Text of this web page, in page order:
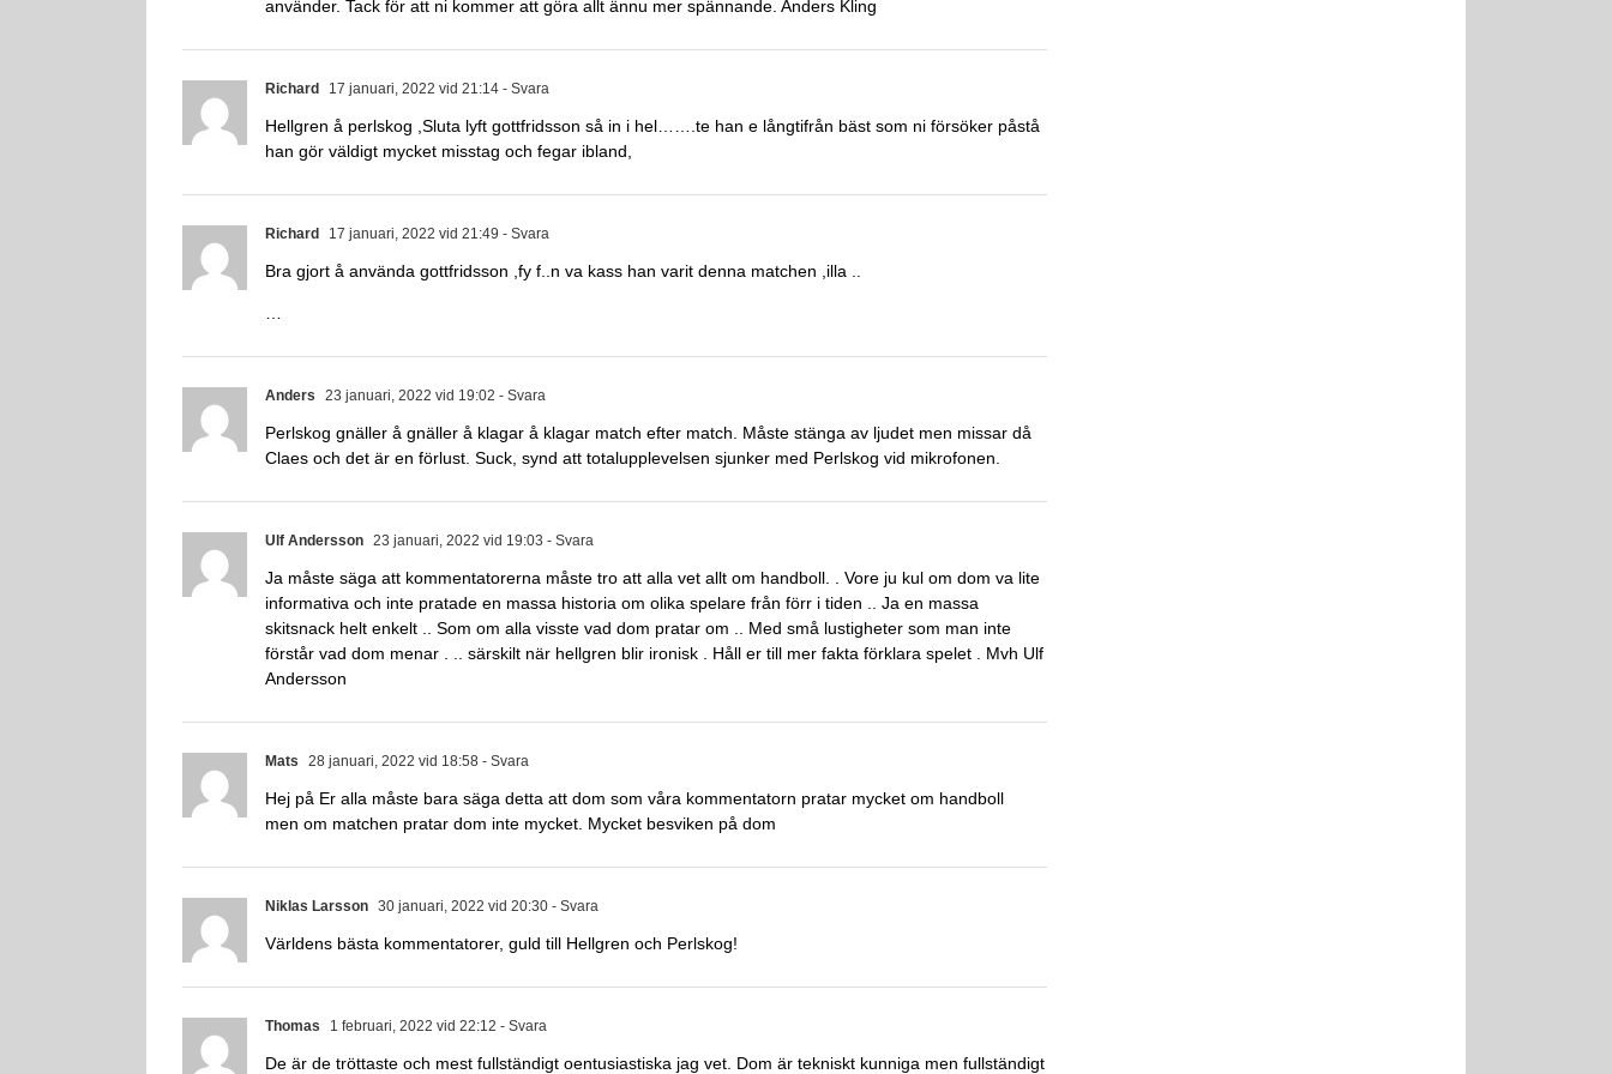
använder. Tack för att ni kommer att göra allt ännu mer spännande. Anders Kling
Richard 17 januari, 2022 vid 21:14 - Svara
Hellgren å perlskog ,Sluta lyft gottfridsson så in i hel…….te han e långtifrån bäst som ni försöker påstå
han gör väldigt mycket misstag och fegar ibland,
Richard 17 januari, 2022 vid 21:49 - Svara
Bra gjort å använda gottfridsson ,fy f..n va kass han varit denna matchen ,illa ..
Anders 23 januari, 2022 vid 19:02 - Svara
Perlskog gnäller å gnäller å klagar å klagar match efter match. Måste stänga av ljudet men missar då
Claes och det är en förlust. Suck, synd att totalupplevelsen sjunker med Perlskog vid mikrofonen.
Ulf Andersson 23 januari, 2022 vid 19:03 - Svara
Ja måste säga att kommentatorerna måste tro att alla vet allt om handboll. . Vore ju kul om dom va lite
informativa och inte pratade en massa historia om olika spelare från förr i tiden .. Ja en massa
skitsnack helt enkelt .. Som om alla visste vad dom pratar om .. Med små lustigheter som man inte
förstår vad dom menar . .. särskilt när hellgren blir ironisk . Håll er till mer fakta förklara spelet . Mvh Ulf
Andersson
Mats 28 januari, 2022 vid 18:58 - Svara
Hej på Er alla måste bara säga detta att dom som våra kommentatorn pratar mycket om handboll
men om matchen pratar dom inte mycket. Mycket besviken på dom
Niklas Larsson 30 januari, 2022 vid 20:30 - Svara
Världens bästa kommentatorer, guld till Hellgren och Perlskog!
Thomas 1 februari, 2022 vid 22:12 - Svara
De är de tröttaste och mest fullständigt oentusiastiska jag vet. Dom är tekniskt kunniga men fullständigt